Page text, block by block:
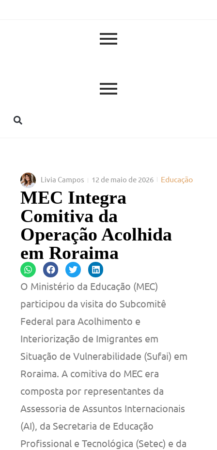
Livia Campos 12 de maio de 2026 Educação
MEC Integra
Comitiva da
Operação Acolhida
em Roraima
O Ministério da Educação (MEC)
participou da visita do Subcomitê
Federal para Acolhimento e
Interiorização de Imigrantes em
Situação de Vulnerabilidade (Sufai) em
Roraima. A comitiva do MEC era
composta por representantes da
Assessoria de Assuntos Internacionais
(AI), da Secretaria de Educação
Profissional e Tecnológica (Setec) e da